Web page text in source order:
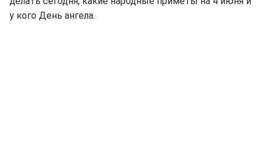
у кого День ангела.